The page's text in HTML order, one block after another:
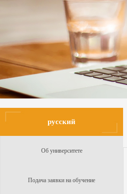
русский
Об университете
Подача заявки на обучение